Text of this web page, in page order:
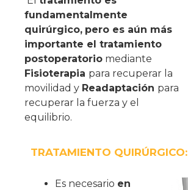
fundamentalmente
quirúrgico, pero es aún más
importante el tratamiento
postoperatorio mediante
Fisioterapia para recuperar la
movilidad y Readaptación para
recuperar la fuerza y el
equilibrio.
TRATAMIENTO QUIRÚRGICO:
Es necesario en